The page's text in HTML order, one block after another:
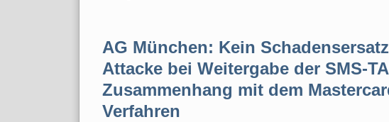
AG München: Kein
Attacke bei Weitergabe der SMS-
Zusammenhang mit dem
Verfahren